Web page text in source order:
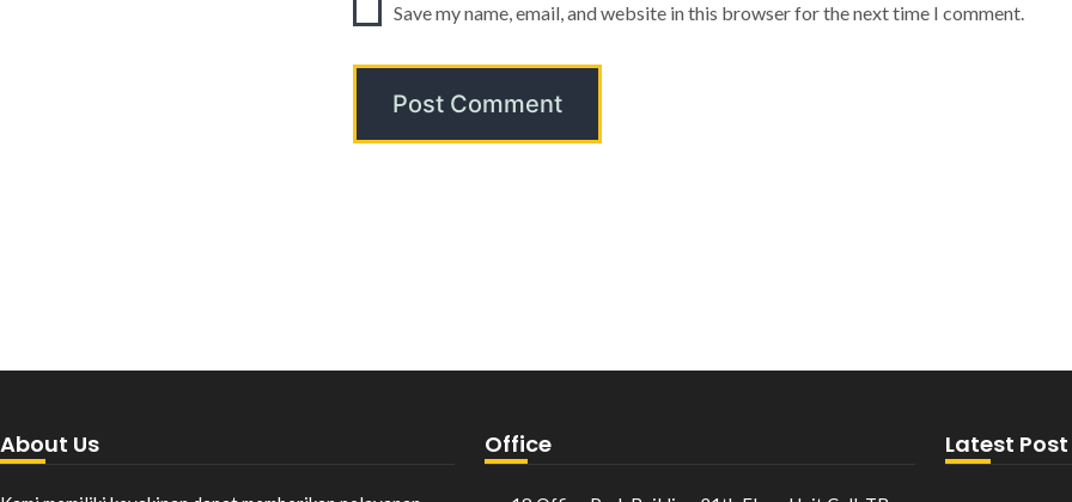
Save my name, email, and website in this browser for the next time I comment.
About Us Office Latest Post